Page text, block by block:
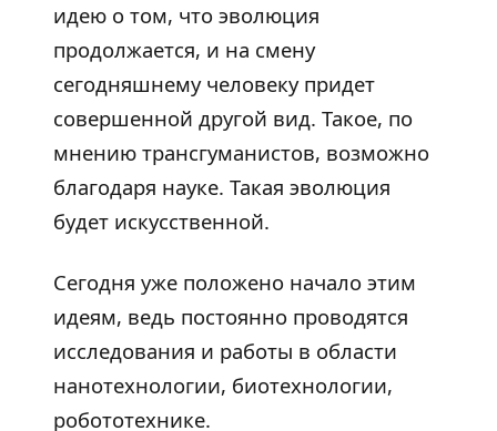
идею о том, что эволюция
продолжается, и на смену
сегодняшнему человеку придет
совершенной другой вид. Такое, по
мнению трансгуманистов, возможно
благодаря науке. Такая эволюция
будет искусственной.
Сегодня уже положено начало этим
идеям, ведь постоянно проводятся
исследования и работы в области
нанотехнологии, биотехнологии,
робототехнике.